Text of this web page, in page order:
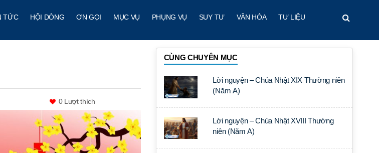
TỨC HỘI DÒNG ƠN GỌI MỤC VỤ PHỤNG VỤ SUY TƯ VĂN HÓA TƯ LIỆU
0Lượt thích
CÙNG CHUYÊN MỤC
Lời nguyện – Chúa Nhật XIX Thường niên
(Năm A)
Lời nguyện – Chúa Nhật XVIII Thường
niên (Năm A)